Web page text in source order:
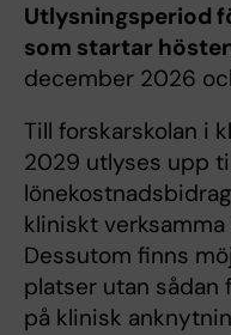
Utlysningsperiod
som startar
december 2026
Till forskarskolan i
2029 utlyses upp
kliniskt
Dessutom finns
platser utan sådan
på klinisk